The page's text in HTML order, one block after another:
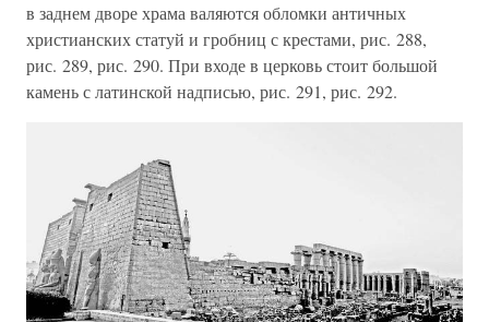
в заднем дворе храма валяются обломки античных
христианских статуй и гробниц с крестами, рис. 288,
рис. 289, рис. 290. При входе в церковь стоит большой
камень с латинской надписью, рис. 291, рис. 292.